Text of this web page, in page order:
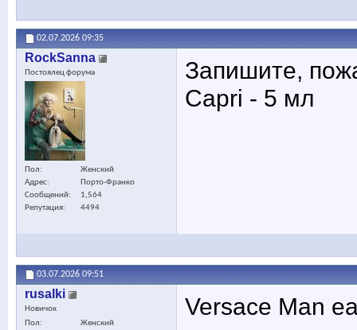
02.07.2026 09:35
RockSanna
Постоялец форума
Пол
Женский
Адрес
Порто-Франко
Сообщений
1,564
Репутация
4494
Запишите,
Capri - 5 мл
03.07.2026 09:51
rusalki
Новичок
Пол
Женский
Versace Man